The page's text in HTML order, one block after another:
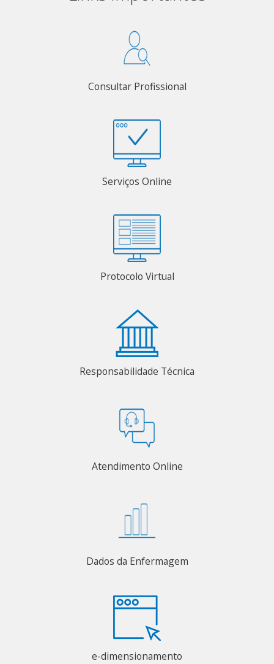
Consultar Profissional
Serviços Online
Protocolo Virtual
Responsabilidade Técnica
Atendimento Online
Dados da Enfermagem
e-dimensionamento